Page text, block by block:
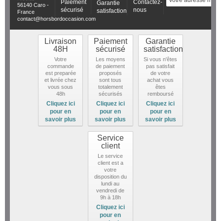
56140 Caro -
France
contact@horsbordoccasion.com
Paiement
sécurisé
Garantie
satisfaction
Contactez-
nous
Livraison
48H
Votre
commande
est preparée
et livrée chez
vous sous
48h
Cliquez ici
pour en
savoir plus
Paiement
sécurisé
Les moyens
de paiement
proposés
sont tous
totalement
sécurisés
Cliquez ici
pour en
savoir plus
Garantie
satisfaction
Si vous n'êtes
pas satisfait
de votre
achat vous
êtes
remboursé
Cliquez ici
pour en
savoir plus
Service
client
Le service
client est a
votre
disposition du
lundi au
vendredi de
9h à 18h
Cliquez ici
pour en